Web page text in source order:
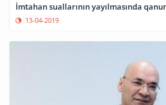
İmtahan suallarının yayılmasında
13-04-2019